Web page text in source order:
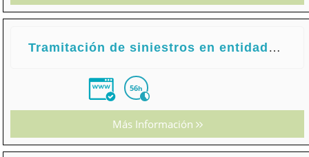
Tramitación de siniestros en entidades de seguros y reaseguros
56h
Más Información